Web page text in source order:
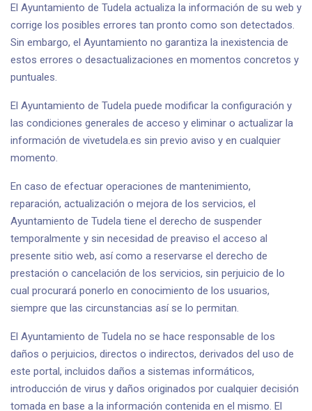
El Ayuntamiento de Tudela actualiza la información de su web y
corrige los posibles errores tan pronto como son detectados.
Sin embargo, el Ayuntamiento no garantiza la inexistencia de
estos errores o desactualizaciones en momentos concretos y
puntuales.
El Ayuntamiento de Tudela puede modificar la configuración y
las condiciones generales de acceso y eliminar o actualizar la
información de vivetudela.es sin previo aviso y en cualquier
momento.
En caso de efectuar operaciones de mantenimiento,
reparación, actualización o mejora de los servicios, el
Ayuntamiento de Tudela tiene el derecho de suspender
temporalmente y sin necesidad de preaviso el acceso al
presente sitio web, así como a reservarse el derecho de
prestación o cancelación de los servicios, sin perjuicio de lo
cual procurará ponerlo en conocimiento de los usuarios,
siempre que las circunstancias así se lo permitan.
El Ayuntamiento de Tudela no se hace responsable de los
daños o perjuicios, directos o indirectos, derivados del uso de
este portal, incluidos daños a sistemas informáticos,
introducción de virus y daños originados por cualquier decisión
tomada en base a la información contenida en el mismo. El